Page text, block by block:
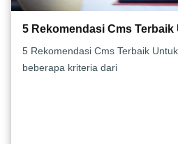
5 Rekomendasi Cms
5 Rekomendasi Cms Terbaik
beberapa kriteria dari